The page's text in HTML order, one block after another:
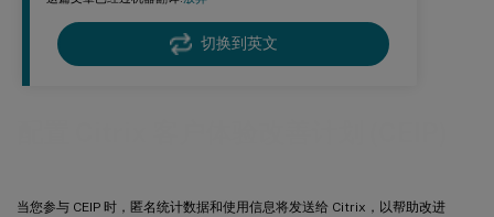
切换到英文
当您参与 CEIP 时，匿名统计数据和使用信息将发送给 Citrix，以帮助改进